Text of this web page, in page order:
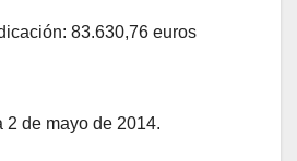
83.630,76 euros
2 de mayo de 2014.